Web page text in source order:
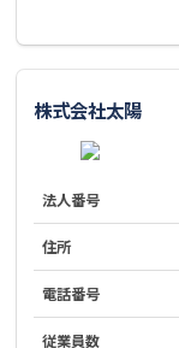
株式会社太陽
法人番号
住所
電話番号
従業員数